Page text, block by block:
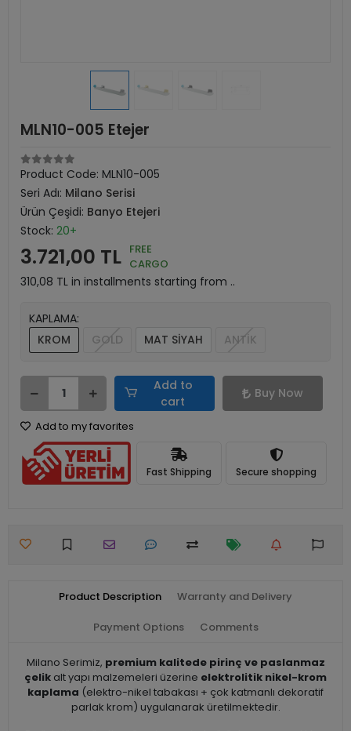
MLN10-005 Etejer
Product Code: MLN10-005
Seri Adı: Milano Serisi
Ürün Çeşidi: Banyo Etejeri
Stock: 20+
3.721,00 TL FREE
CARGO
310,08 TL in installments starting from ..
KAPLAMA:
KROM
GOLD MAT SİYAH ANTİK
Add to
cart
Buy Now
Add to my favorites
Fast Shipping Secure shopping
Product Description Warranty and Delivery
Payment Options Comments
Milano Serimiz, premium kalitede pirinç ve paslanmaz
çelik alt yapı malzemeleri üzerine elektrolitik nikel-krom
kaplama (elektro-nikel tabakası + çok katmanlı dekoratif
parlak krom) uygulanarak üretilmektedir.